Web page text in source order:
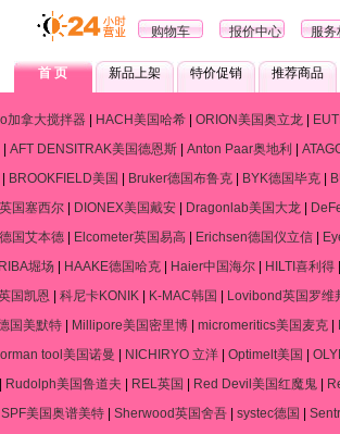
购物车 报价中心 服务
首 页 新品上架 特价促销 推荐商品
加拿大搅拌器| HACH美国哈希| ORION美国奥立龙|
AFT DENSITRAK美国德恩斯 Anton Paar奥地利
BROOKFIELD美国 Bruker德国布鲁克 BYK德国毕克
国塞西尔 DIONEX美国戴安 Dragonlab美国大龙
国艾本德 Elcometer英国易高 Erichsen德国仪立信
堀场 HAAKE德国哈克 Haier中国海尔 HILTI喜利得
国凯恩 科尼卡KONIK| K-MAC韩国 Lovibond英国罗维
国美默特| Millipore美国密里博| micromeritics美国麦克|
tool美国诺曼 NICHIRYO 立洋 Optimelt美国
Rudolph美国鲁道夫 REL英国 Red Devil美国红魔鬼
SPF美国奥谱美特| Sherwood英国舍吾| systec德国